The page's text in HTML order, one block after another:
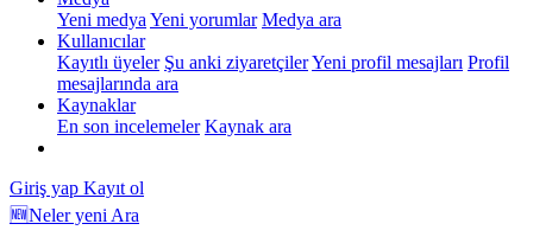
Yeni medya Yeni yorumlar Medya ara
Kullanıcılar
Kayıtlı üyeler Şu anki ziyaretçilerYeni profil mesajları Profil
mesajlarında ara
Kaynaklar
En son incelemeler Kaynak ara
Giriş yap Kayıt ol
🆕Neler yeni Ara